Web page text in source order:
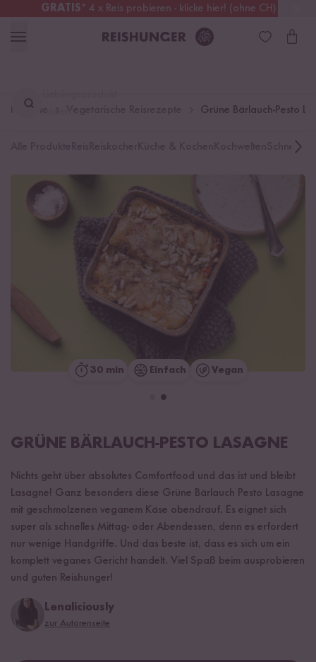
GRATIS* 4 x Reis probieren - klicke hier! (ohne CH)
Österreich Kostenloser Versand
finden ...
Rezepte Grüne Bärlauch-Pesto
Schnelle
30 min Einfach Vegan
GRÜNE BÄRLAUCH-PESTO LASAGNE
Nichts geht über absolutes Comfortfood und das ist und bleibt
Lasagne! Ganz besonders diese Grüne Bärlauch Pesto Lasagne
mit geschmolzenen veganem Käse obendrauf. Es eignet sich
super als schnelles Mittag- oder Abendessen, denn es erfordert
nur wenige Handgriffe. Und das beste ist, dass es sich um ein
komplett veganes Gericht handelt. Viel Spaß beim ausprobieren
und guten Reishunger!
Lenaliciously
zur Autorenseite